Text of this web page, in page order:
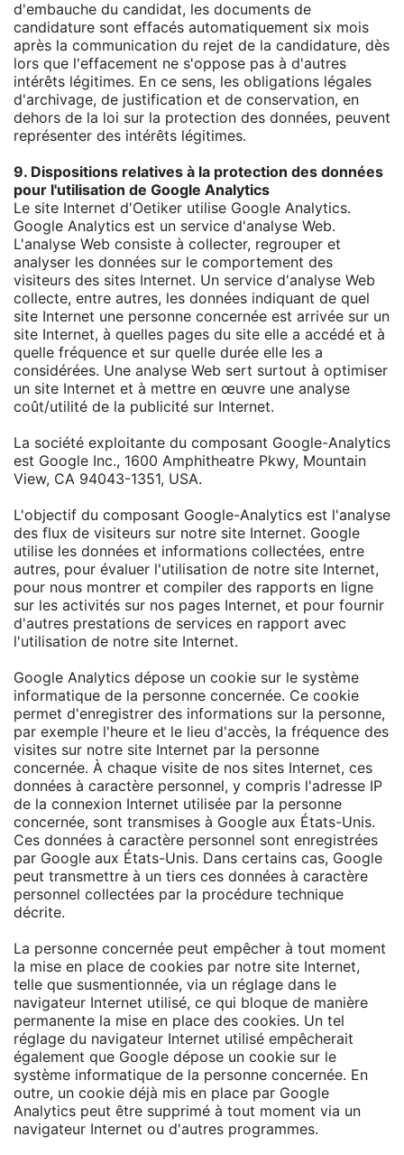
d'embauche du candidat, les documents de
candidature sont effacés automatiquement six mois
après la communication du rejet de la candidature, dès
lors que l'effacement ne s'oppose pas à d'autres
intérêts légitimes. En ce sens, les obligations légales
d'archivage, de justification et de conservation, en
dehors de la loi sur la protection des données, peuvent
représenter des intérêts légitimes.
9. Dispositions relatives à la protection des données
pour l'utilisation de Google Analytics
Le site Internet d'Oetiker utilise Google Analytics.
Google Analytics est un service d'analyse Web.
L'analyse Web consiste à collecter, regrouper et
analyser les données sur le comportement des
visiteurs des sites Internet. Un service d'analyse Web
collecte, entre autres, les données indiquant de quel
site Internet une personne concernée est arrivée sur un
site Internet, à quelles pages du site elle a accédé et à
quelle fréquence et sur quelle durée elle les a
considérées. Une analyse Web sert surtout à optimiser
un site Internet et à mettre en œuvre une analyse
coût/utilité de la publicité sur Internet.
La société exploitante du composant Google-Analytics
est Google Inc., 1600 Amphitheatre Pkwy, Mountain
View, CA 94043-1351, USA.
L'objectif du composant Google-Analytics est l'analyse
des flux de visiteurs sur notre site Internet. Google
utilise les données et informations collectées, entre
autres, pour évaluer l'utilisation de notre site Internet,
pour nous montrer et compiler des rapports en ligne
sur les activités sur nos pages Internet, et pour fournir
d'autres prestations de services en rapport avec
l'utilisation de notre site Internet.
Google Analytics dépose un cookie sur le système
informatique de la personne concernée. Ce cookie
permet d'enregistrer des informations sur la personne,
par exemple l'heure et le lieu d'accès, la fréquence des
visites sur notre site Internet par la personne
concernée. À chaque visite de nos sites Internet, ces
données à caractère personnel, y compris l'adresse IP
de la connexion Internet utilisée par la personne
concernée, sont transmises à Google aux États-Unis.
Ces données à caractère personnel sont enregistrées
par Google aux États-Unis. Dans certains cas, Google
peut transmettre à un tiers ces données à caractère
personnel collectées par la procédure technique
décrite.
La personne concernée peut empêcher à tout moment
la mise en place de cookies par notre site Internet,
telle que susmentionnée, via un réglage dans le
navigateur Internet utilisé, ce qui bloque de manière
permanente la mise en place des cookies. Un tel
réglage du navigateur Internet utilisé empêcherait
également que Google dépose un cookie sur le
système informatique de la personne concernée. En
outre, un cookie déjà mis en place par Google
Analytics peut être supprimé à tout moment via un
navigateur Internet ou d'autres programmes.